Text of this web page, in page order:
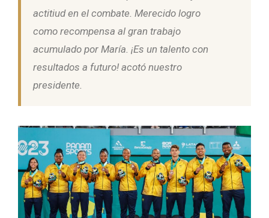
actitiud en el combate. Merecido logro
como recompensa al gran trabajo
acumulado por María. ¡Es un talento con
resultados a futuro! acotó nuestro
presidente.